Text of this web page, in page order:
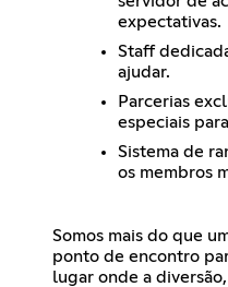
expectativas.
Staff
ajudar.
Parcerias
especiais
Sistema de
os membros
Somos mais do que
ponto de encontro
lugar onde a